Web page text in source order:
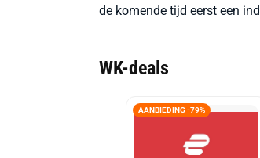
de komende tijd eerst een
WK-deals
AANBIEDING -79%